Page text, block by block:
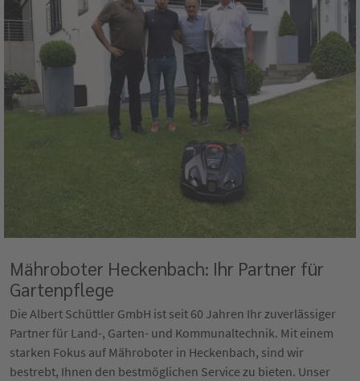
Mähroboter Heckenbach: Ihr Partner für
Gartenpflege
Die Albert Schüttler GmbH ist seit 60 Jahren Ihr zuverlässiger
Partner für Land-, Garten- und Kommunaltechnik. Mit einem
starken Fokus auf Mähroboter in Heckenbach, sind wir
bestrebt, Ihnen den bestmöglichen Service zu bieten. Unser